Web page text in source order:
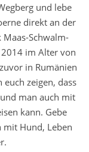
und lebe
direkt an der
Schwalm-
im Alter von
in Rumänien
zeigen, dass
man auch mit
kann. Gebe
mit Hund, Leben